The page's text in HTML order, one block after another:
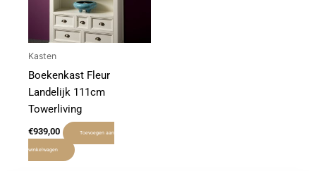
Kasten
Boekenkast Fleur
Landelijk 111cm
Towerliving
€939,00 Toevoegen aan
winkelwagen